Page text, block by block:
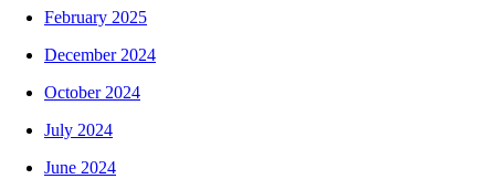
February 2025
December 2024
October 2024
July 2024
June 2024